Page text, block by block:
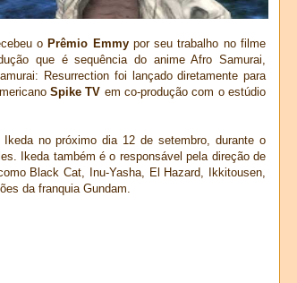
o Prêmio Emmypor seu trabalho no filme
que é sequência do anime Afro Samurai,
Resurrection foi lançado diretamente para
Spike TV em co-produção com o estúdio
no próximo dia 12 de setembro, durante o
Ikeda também é o responsável pela direção de
Black Cat, Inu-Yasha, El Hazard, Ikkitousen,
da franquia Gundam.